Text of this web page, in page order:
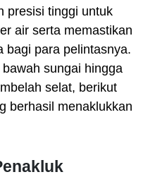
presisi tinggi untuk
air serta memastikan
bagi para pelintasnya.
sungai hingga
selat, berikut
berhasil menaklukkan